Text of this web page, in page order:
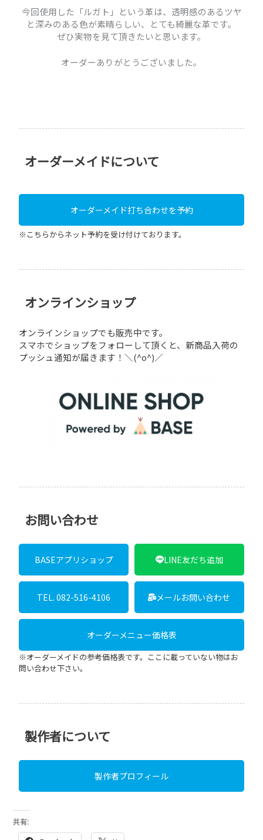
今回使用した「ルガト」という革は、透明感のあるツヤ
と深みのある色が素晴らしい、とても綺麗な革です。
ぜひ実物を見て頂きたいと思います。
オーダーありがとうございました。
オーダーメイドについて
オーダーメイド打ち合わせを予約
※こちらからネット予約を受け付けております。
オンラインショップ
オンラインショップでも販売中です。
スマホでショップをフォローして頂くと、新商品入荷の
プッシュ通知が届きます！＼(^o^)／
お問い合わせ
BASEアプリショップ LINE友だち追加
TEL. 082-516-4106 メールお問い合わせ
オーダーメニュー価格表
※オーダーメイドの参考価格表です。ここに載っていない物はお
問い合わせ下さい。
製作者について
製作者プロフィール
共有: